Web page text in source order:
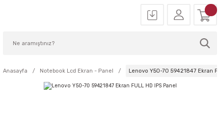
Anasayfa Notebook Lcd Ekran - Panel Lenovo Y50-70 59421847 Ekran